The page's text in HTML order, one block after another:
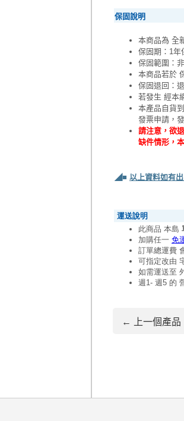
保固說明
本商品為 全
保固期：1年
保固範圍：
本商品若於
保固退回：
若發生 經本
本產品自貨
發票申請，
請注意，欲
缺件情形，
◢■ 以上資料如有
← 上一個產品